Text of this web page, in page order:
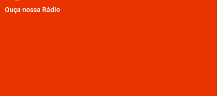
Ouça nossa Rádio